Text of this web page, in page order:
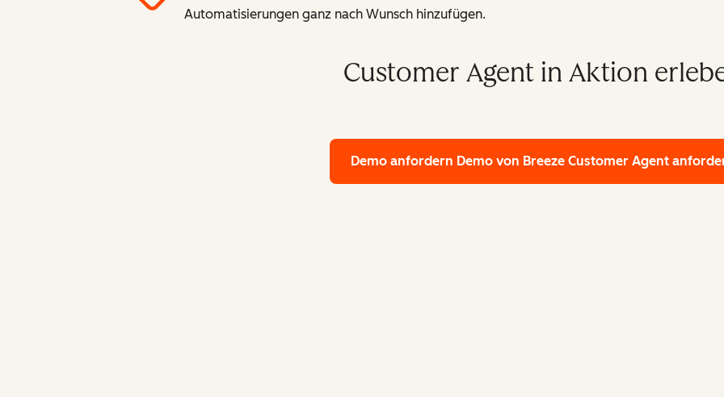
Automatisierungen ganz nach Wunsch hinzufügen.
Customer Agent in Aktion
Demo anfordern Demo von Breeze Customer Agent